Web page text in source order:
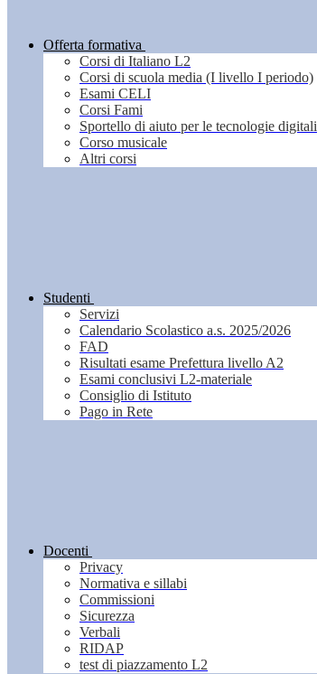
Offerta formativa
Corsi di Italiano L2
Corsi di scuola media (I livello I periodo)
Esami CELI
Corsi Fami
Sportello di aiuto per le tecnologie digitali
Corso musicale
Altri corsi
Studenti
Servizi
Calendario Scolastico a.s. 2025/2026
FAD
Risultati esame Prefettura livello A2
Esami conclusivi L2-materiale
Consiglio di Istituto
Pago in Rete
Docenti
Privacy
Normativa e sillabi
Commissioni
Sicurezza
Verbali
RIDAP
test di piazzamento L2